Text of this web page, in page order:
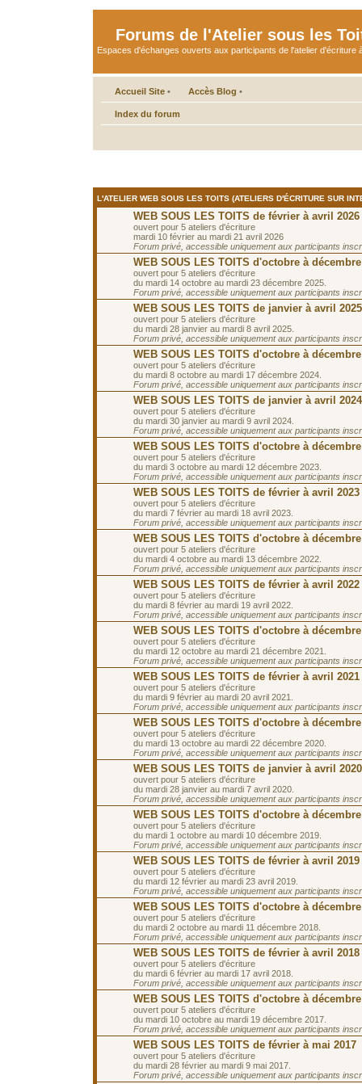
Forums de l'Atelier sous les
Espaces d'échanges ouverts aux participants de l'atelier d'écriture
Accueil Site • Accès Blog •
Index du forum
L'ATELIER WEB SOUS LES TOITS (ATELIERS D'ÉCRITURE SUR
WEB SOUS LES TOITS de février à avril 2026
ouvert pour 5 ateliers d'écriture
mardi 10 février au mardi 21 avril 2026
Forum privé, accessible uniquement aux participants
WEB SOUS LES TOITS d'octobre à décembre
ouvert pour 5 ateliers d'écriture
du mardi 14 octobre au mardi 23 décembre 2025.
Forum privé, accessible uniquement aux participants
WEB SOUS LES TOITS de janvier à avril 2025
ouvert pour 5 ateliers d'écriture
du mardi 28 janvier au mardi 8 avril 2025.
Forum privé, accessible uniquement aux participants
WEB SOUS LES TOITS d'octobre à décembre
ouvert pour 5 ateliers d'écriture
du mardi 8 octobre au mardi 17 décembre 2024.
Forum privé, accessible uniquement aux participants
WEB SOUS LES TOITS de janvier à avril 2024
ouvert pour 5 ateliers d'écriture
du mardi 30 janvier au mardi 9 avril 2024.
Forum privé, accessible uniquement aux participants
WEB SOUS LES TOITS d'octobre à décembre
ouvert pour 5 ateliers d'écriture
du mardi 3 octobre au mardi 12 décembre 2023.
Forum privé, accessible uniquement aux participants
WEB SOUS LES TOITS de février à avril 2023
ouvert pour 5 ateliers d'écriture
du mardi 7 février au mardi 18 avril 2023.
Forum privé, accessible uniquement aux participants
WEB SOUS LES TOITS d'octobre à décembre
ouvert pour 5 ateliers d'écriture
du mardi 4 octobre au mardi 13 décembre 2022.
Forum privé, accessible uniquement aux participants
WEB SOUS LES TOITS de février à avril 2022
ouvert pour 5 ateliers d'écriture
du mardi 8 février au mardi 19 avril 2022.
Forum privé, accessible uniquement aux participants
WEB SOUS LES TOITS d'octobre à décembre
ouvert pour 5 ateliers d'écriture
du mardi 12 octobre au mardi 21 décembre 2021.
Forum privé, accessible uniquement aux participants
WEB SOUS LES TOITS de février à avril 2021
ouvert pour 5 ateliers d'écriture
du mardi 9 février au mardi 20 avril 2021.
Forum privé, accessible uniquement aux participants
WEB SOUS LES TOITS d'octobre à décembre
ouvert pour 5 ateliers d'écriture
du mardi 13 octobre au mardi 22 décembre 2020.
Forum privé, accessible uniquement aux participants
WEB SOUS LES TOITS de janvier à avril 2020
ouvert pour 5 ateliers d'écriture
du mardi 28 janvier au mardi 7 avril 2020.
Forum privé, accessible uniquement aux participants
WEB SOUS LES TOITS d'octobre à décembre
ouvert pour 5 ateliers d'écriture
du mardi 1 octobre au mardi 10 décembre 2019.
Forum privé, accessible uniquement aux participants
WEB SOUS LES TOITS de février à avril 2019
ouvert pour 5 ateliers d'écriture
du mardi 12 février au mardi 23 avril 2019.
Forum privé, accessible uniquement aux participants
WEB SOUS LES TOITS d'octobre à décembre
ouvert pour 5 ateliers d'écriture
du mardi 2 octobre au mardi 11 décembre 2018.
Forum privé, accessible uniquement aux participants
WEB SOUS LES TOITS de février à avril 2018
ouvert pour 5 ateliers d'écriture
du mardi 6 février au mardi 17 avril 2018.
Forum privé, accessible uniquement aux participants
WEB SOUS LES TOITS d'octobre à décembre
ouvert pour 5 ateliers d'écriture
du mardi 10 octobre au mardi 19 décembre 2017.
Forum privé, accessible uniquement aux participants
WEB SOUS LES TOITS de février à mai 2017
ouvert pour 5 ateliers d'écriture
du mardi 28 février au mardi 9 mai 2017.
Forum privé, accessible uniquement aux participants